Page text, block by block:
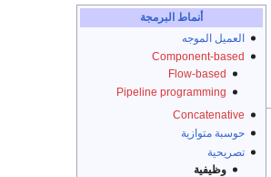
أنماط البرمجة
العميل الموجه
Component-based
Flow-based
Pipeline programming
Concatenative
حوسبة متوازية
تصريحية
وظيفية